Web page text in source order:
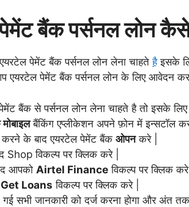
बैंक पर्सनल लोन
पेमेंट बैंक पर्सनल लोन लेना चाहतेहैइसके
एयरटेल पेमेंट बैंक पर्सनल लोन के लिए आवेदन कर
बैंक से पर्सनल लोन लेना चाहते है तो इसके
बैंकिंग एप्लीकेशन अपने फ़ोन में इन्सटॉल
करने के बाद एयरटेल पेमेंट बैंक ओपनकरे |
Shop विकल्प पर क्लिककरे|
आपको Airtel Finance विकल्प पर क्लिक करे |
Loans विकल्प पर क्लिक करे |
गई सभी जानकारी को दर्ज करना होगा और अंत